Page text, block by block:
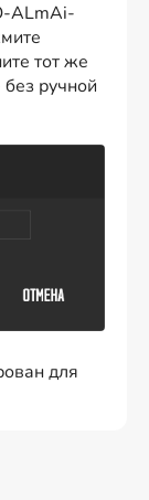
ALmAi-
тот же
ручной
для